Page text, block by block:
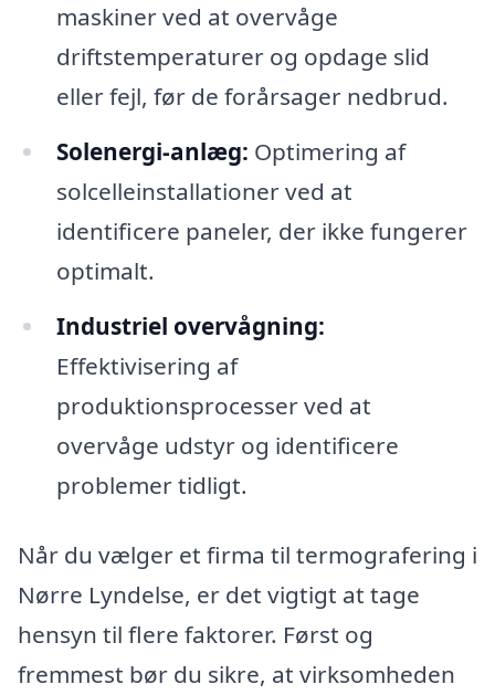
maskiner ved at overvåge
driftstemperaturer og opdage slid
eller fejl, før de forårsager nedbrud.
Solenergi-anlæg: Optimering af
solcelleinstallationer ved at
identificere paneler, der ikke fungerer
optimalt.
Industriel overvågning:
Effektivisering af
produktionsprocesser ved at
overvåge udstyr og identificere
problemer tidligt.
Når du vælger et firma til termografering i
Nørre Lyndelse, er det vigtigt at tage
hensyn til flere faktorer. Først og
fremmest bør du sikre, at virksomheden